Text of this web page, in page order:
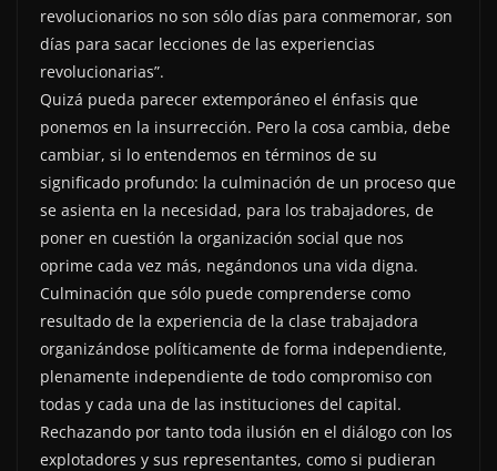
revolucionarios no son sólo días para conmemorar, son
días para sacar lecciones de las experiencias
revolucionarias”.
Quizá pueda parecer extemporáneo el énfasis que
ponemos en la insurrección. Pero la cosa cambia, debe
cambiar, si lo entendemos en términos de su
significado profundo: la culminación de un proceso que
se asienta en la necesidad, para los trabajadores, de
poner en cuestión la organización social que nos
oprime cada vez más, negándonos una vida digna.
Culminación que sólo puede comprenderse como
resultado de la experiencia de la clase trabajadora
organizándose políticamente de forma independiente,
plenamente independiente de todo compromiso con
todas y cada una de las instituciones del capital.
Rechazando por tanto toda ilusión en el diálogo con los
explotadores y sus representantes, como si pudieran